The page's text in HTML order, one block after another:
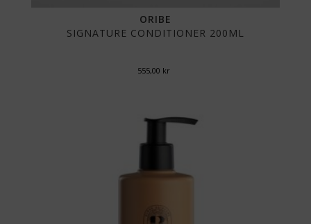
ORIBE
SIGNATURE CONDITIONER 200ML
555,00 kr